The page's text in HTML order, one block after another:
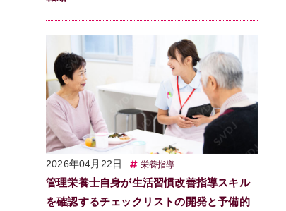
2026年04月22日 栄養指導
管理栄養士自身が生活習慣改善指導スキル
を確認するチェックリストの開発と予備的